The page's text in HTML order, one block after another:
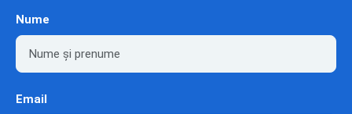
Nume
Email